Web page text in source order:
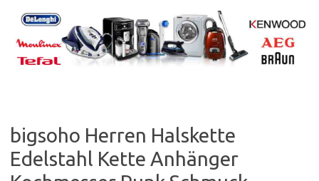
content
bigsoho Herren Halskette
Edelstahl Kette Anhänger